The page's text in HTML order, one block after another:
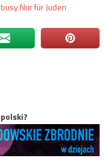
Nur für Juden